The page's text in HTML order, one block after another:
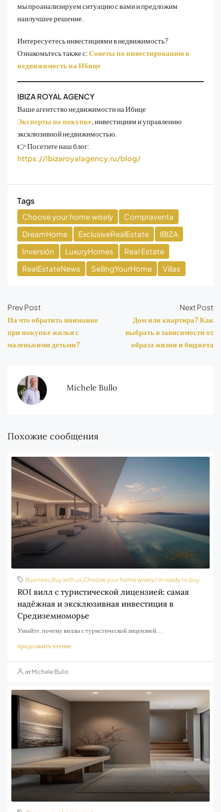
мы проанализируем ситуацию с вами и предложим
наилучшее решение.
Интересуетесь инвестициями в недвижимость?
Ознакомьтесь также с:Советы по инвестированию в
недвижимость на Ибице
IBIZA ROYAL AGENCY
Ваше агентство недвижимости на Ибице
Эксперты по покупке , инвестициям и управлению
эксклюзивной недвижимостью.
👉 Посетите наш блог:
https://ibizaroyalagency.ru/blog/
Tags
Choose your home wisely
Compraventa
DreamHome
ExclusiveRealEstate
IBIZA
Inversión
LuxuryHomes
Real Estate
RealEstateNews
SellingYourHome Villas
Prev Post
На что обратить внимание
при покупке жилья с
маленькими детьми?
Next Post
Дом или квартира? Как
выбрать в зависимости от
образа жизни и бюджета
Michele Bullo
Похожие сообщения
Business,Buy with us,Choose your home wisely,I’m ready to buy
ROI вилл с туристической лицензией: самая
надёжная и эксклюзивная инвестиция в
Средиземноморье
Узнайте, почему виллы с туристической лицензией...
продолжить чтение
от Michele Bullo